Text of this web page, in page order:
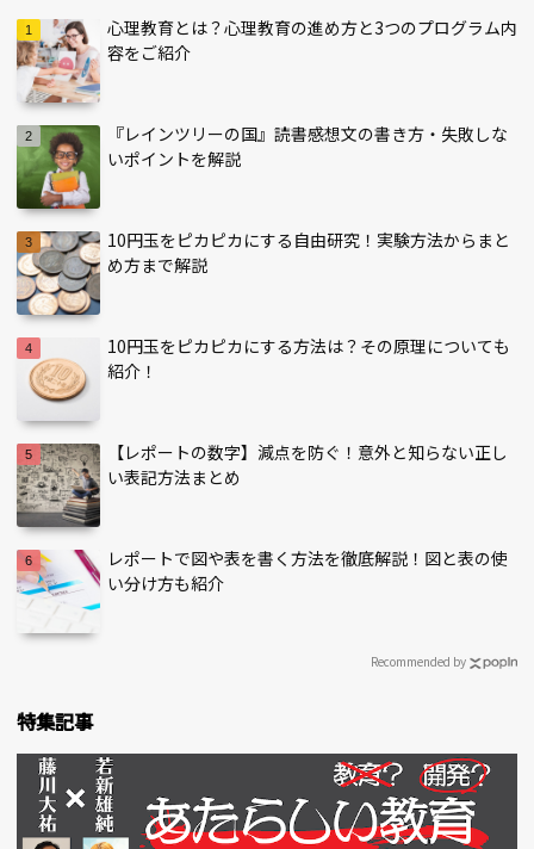
心理教育とは？心理教育の進め方と3つのプログラム内
容をご紹介
『レインツリーの国』読書感想文の書き方・失敗しな
いポイントを解説
10円玉をピカピカにする自由研究！実験方法からまと
め方まで解説
10円玉をピカピカにする方法は？その原理についても
紹介！
【レポートの数字】減点を防ぐ！意外と知らない正し
い表記方法まとめ
レポートで図や表を書く方法を徹底解説！図と表の使
い分け方も紹介
Recommended by
特集記事